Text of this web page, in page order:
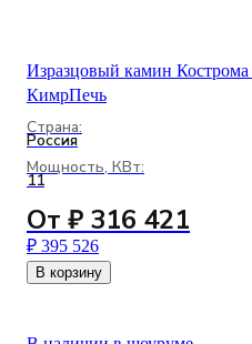
Изразцовый камин
КимрПечь
Страна:
Россия
Мощность, КВт:
11
От ₽ 316 421
₽ 395 526
В корзину